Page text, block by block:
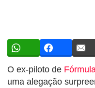
O ex-piloto de
uma alegação